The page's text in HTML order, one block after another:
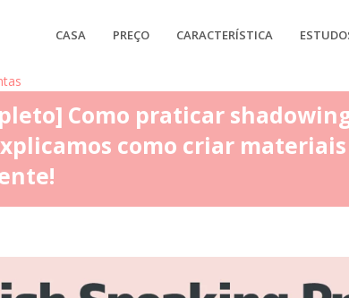
CASA PREÇO CARACTERÍSTICA
Como praticar
como criar materiais